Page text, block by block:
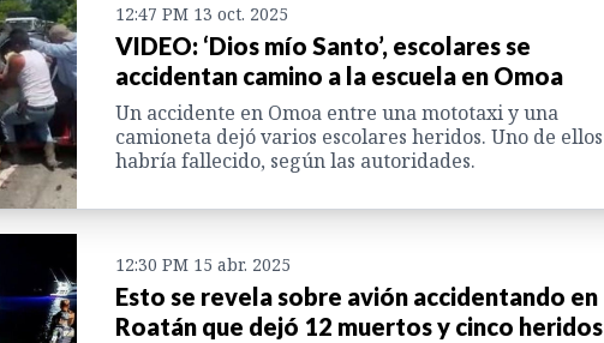
12:47 PM 13 oct. 2025
VIDEO: ‘Dios mío Santo’, escolares se
accidentan camino a la escuela en Omoa
Un accidente en Omoa entre una mototaxi y una
camioneta dejó varios escolares heridos. Uno de ellos
habría fallecido, según las autoridades.
12:30 PM 15 abr. 2025
Esto se revela sobre avión accidentando en
Roatán que dejó 12 muertos y cinco heridos